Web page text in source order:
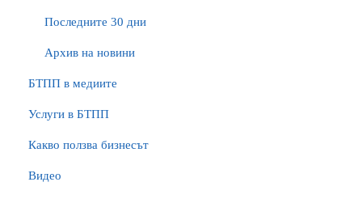
Последните 30 дни
Архив на новини
БTПП в медиите
Услуги в БТПП
Какво ползва бизнесът
Видео